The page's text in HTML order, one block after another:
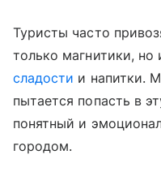
Туристы часто
только магнитики,
сладости и напитки.
пытается попасть в
понятный и
городом.